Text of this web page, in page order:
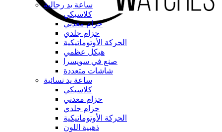
ساعة يد رجالية
كلاسيكي
حزام معدني
حزام جلدي
الحركة الأوتوماتيكية
هيكل عظمي
صنع في سويسرا
شاشات متعددة
ساعة يد نسائية
كلاسيكي
حزام معدني
حزام جلدي
الحركة الأوتوماتيكية
ذهبية اللون